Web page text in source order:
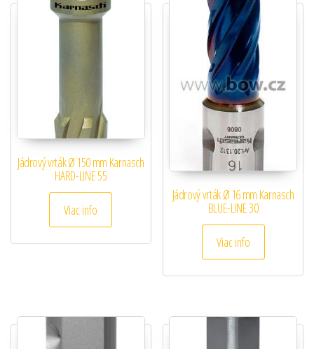
Jádrový vrták Ø 150 mm Karnasch
HARD-LINE 55
Viac info
Jádrový vrták Ø 16 mm Karnasch
BLUE-LINE 30
Viac info